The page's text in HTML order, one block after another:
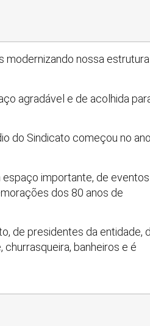
modernizando nossa estrutura
agradável e de acolhida
do Sindicato começou no ano
importante, de
dos 80 anos de
de presidentes da entidade,
banheiros e é